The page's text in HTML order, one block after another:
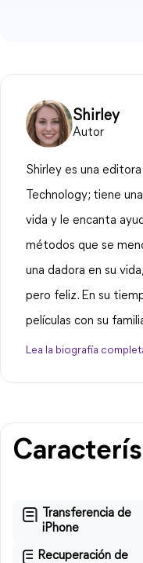
Shirley
Autor
Shirley es una
Technology; tiene
vida y le encanta
métodos que se
una dadora en su
pero feliz. En su
películas con su
Lea la biografía
Transferencia de
iPhone
Recuperación de